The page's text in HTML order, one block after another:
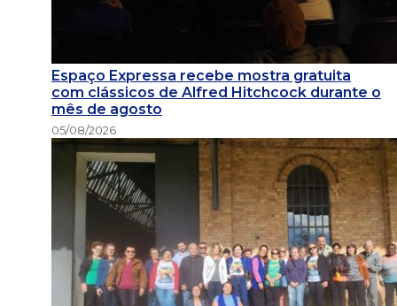
Espaço Expressa recebe mostra gratuita
com clássicos de Alfred Hitchcock durante o
mês de agosto
05/08/2026